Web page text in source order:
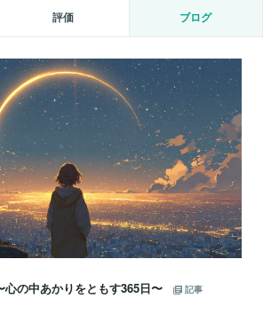
評価 ブログ
の中あかりをともす365日〜
記事